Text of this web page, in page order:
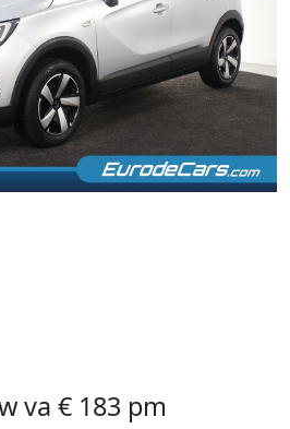
va € 183 pm